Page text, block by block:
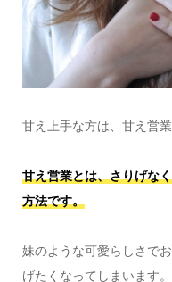
甘え上手な方は、甘え営
甘え営業とは、さりげな
方法です。
妹のような可愛らしさで
げたくなってしまいます。